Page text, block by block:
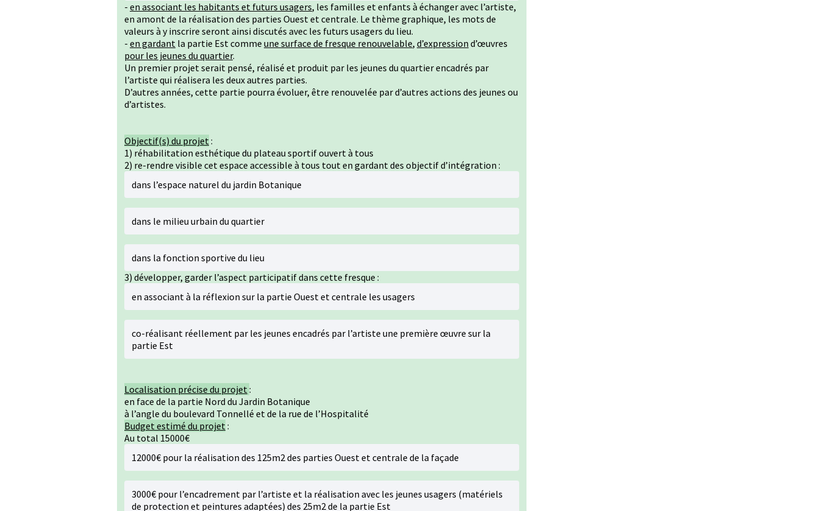
- en associant les habitants et futurs usagers, les familles et enfants à échanger avec l’artiste,
en amont de la réalisation des parties Ouest et centrale. Le thème graphique, les mots de
valeurs à y inscrire seront ainsi discutés avec les futurs usagers du lieu.
- en gardant la partie Est comme une surface de fresque renouvelable, d’expression d’œuvres
pour les jeunes du quartier.
Un premier projet serait pensé, réalisé et produit par les jeunes du quartier encadrés par
l’artiste qui réalisera les deux autres parties.
D’autres années, cette partie pourra évoluer, être renouvelée par d’autres actions des jeunes ou
d’artistes.
Objectif(s) du projet:
1) réhabilitation esthétique du plateau sportif ouvert à tous
2) re-rendre visible cet espace accessible à tous tout en gardant des objectif d’intégration :
dans l’espace naturel du jardin Botanique
dans le milieu urbain du quartier
dans la fonction sportive du lieu
3) développer, garder l’aspect participatif dans cette fresque :
en associant à la réflexion sur la partie Ouest et centrale les usagers
co-réalisant réellement par les jeunes encadrés par l’artiste une première œuvre sur la
partie Est
Localisation précise du projet:
en face de la partie Nord du Jardin Botanique
à l’angle du boulevard Tonnellé et de la rue de l’Hospitalité
Budget estimé du projet:
Au total 15000€
12000€ pour la réalisation des 125m2 des parties Ouest et centrale de la façade
3000€ pour l’encadrement par l’artiste et la réalisation avec les jeunes usagers (matériels
de protection et peintures adaptées) des 25m2 de la partie Est